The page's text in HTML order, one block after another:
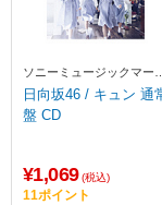
ソニーミュージックマー
ティング
日向坂46 / キュン 通
盤 CD
¥1,069 (税込)
11ポイント